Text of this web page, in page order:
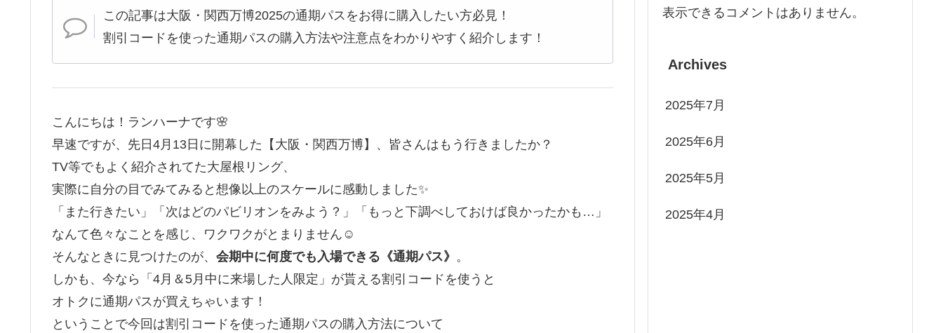
この記事は大阪・関西万博2025の通期パスをお得に購入したい方必見！
割引コードを使った通期パスの購入方法や注意点をわかりやすく紹介します！
こんにちは！ランハーナです🌸
早速ですが、先日4月13日に開幕した【大阪・関西万博】、皆さんはもう行きましたか？
TV等でもよく紹介されてた大屋根リング、
実際に自分の目でみてみると想像以上のスケールに感動しました✨
「また行きたい」「次はどのパビリオンをみよう？」「もっと下調べしておけば良かったかも…」
なんて色々なことを感じ、ワクワクがとまりません☺️
そんなときに見つけたのが、 会期中に何度でも入場できる《通期パス》 。
しかも、今なら「4月＆5月中に来場した人限定」が貰える割引コードを使うと
オトクに通期パスが買えちゃいます！
ということで今回は割引コードを使った通期パスの購入方法について
表示できるコメントはありません。
Archives
2025年7月
2025年6月
2025年5月
2025年4月